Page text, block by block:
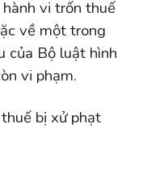
vi trốn thuế
về một trong
của Bộ luật hình
vi phạm.
bị xử phạt